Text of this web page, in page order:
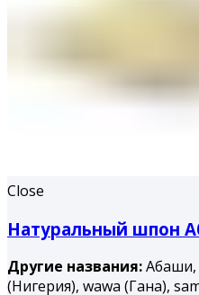
Close
Натуральный шпон
Другие названия:Абаши,
(Нигерия), wawa (Гана),